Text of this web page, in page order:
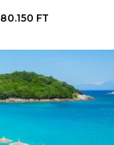
80.150 FT